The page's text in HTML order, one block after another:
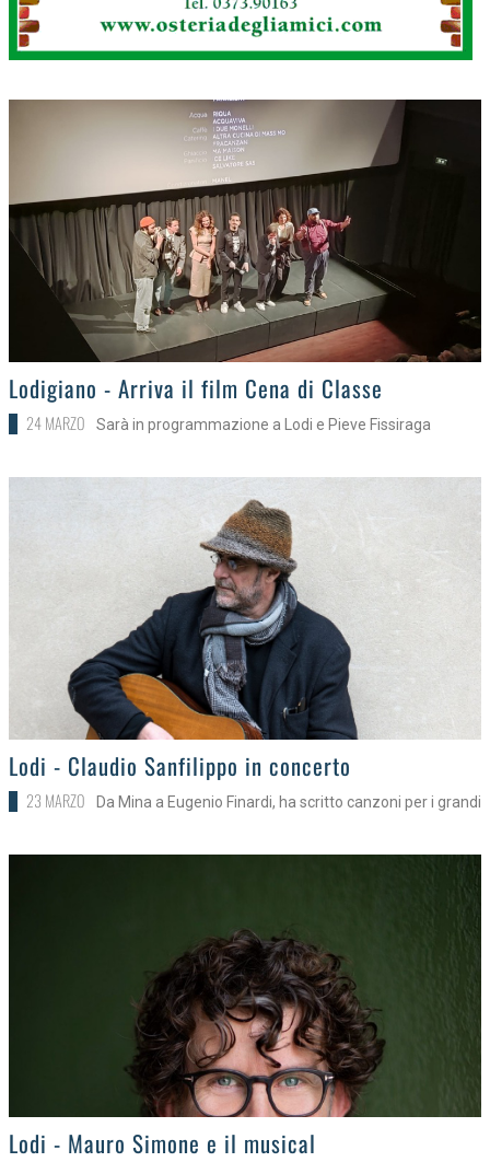
>Lodigiano - Arriva il film Cena di Classe
24 MARZO Sarà in programmazione a Lodi e Pieve Fissiraga
>Lodi - Claudio Sanfilippo in concerto
23 MARZO Da Mina a Eugenio Finardi, ha scritto canzoni per i grandi
>Lodi - Mauro Simone e il musical